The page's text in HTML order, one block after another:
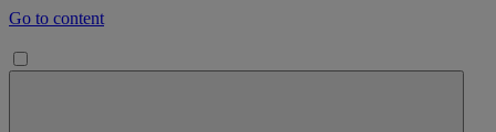
Go to content